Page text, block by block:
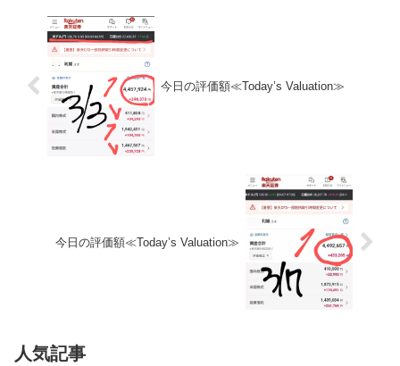
今日の評価額≪Today’s Valuation≫
今日の評価額≪Today’s Valuation≫
人気記事